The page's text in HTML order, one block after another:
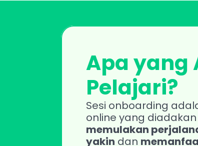
Apa yang
Pelajari?
Sesi onboarding
memulakan
yakin dan